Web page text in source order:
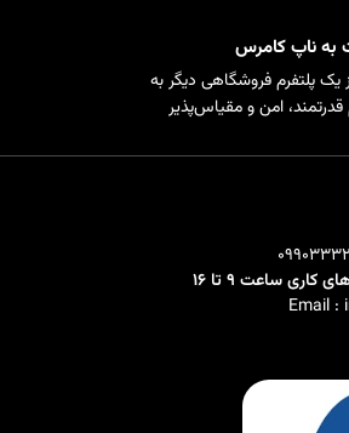
به ناپ کامرس
یک پلتفرم فروشگاهی دیگر به
امن و مقیاس‌پذیر
مشتریان و سفارش‌ها.
ساعت 9 تا 16
Email :